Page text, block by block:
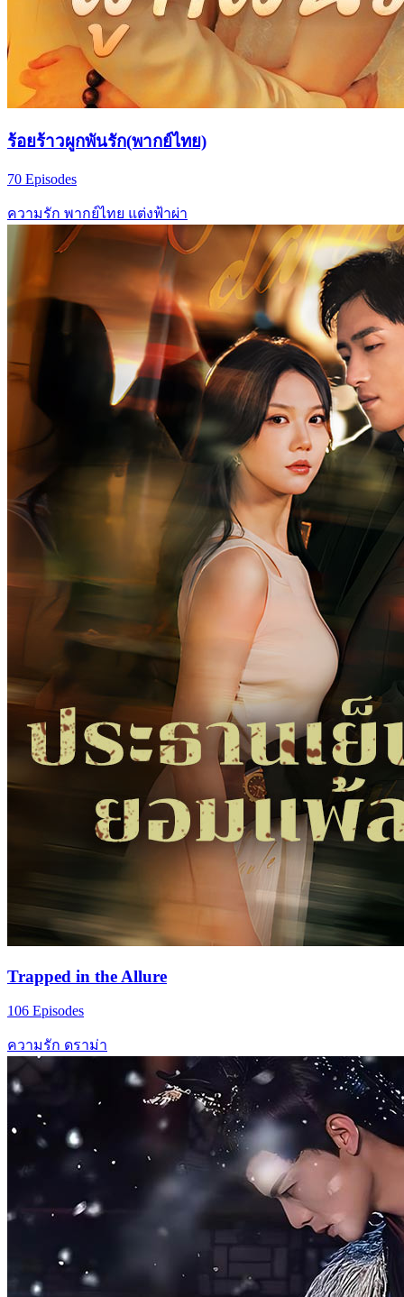
ร้อยร้าวผูกพันรัก(พากย์ไทย)
70 Episodes
ความรัก พากย์ไทย แต่งฟ้าผ่า
Trapped in the Allure
106 Episodes
ความรัก ดราม่า